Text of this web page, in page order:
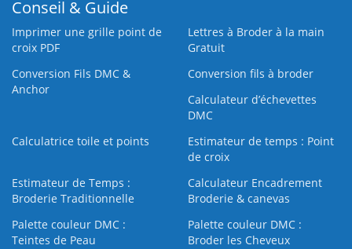
Conseil & Guide
Imprimer une grille point de
croix PDF
Lettres à Broder à la main
Gratuit
Conversion Fils DMC &
Anchor
Conversion fils à broder
Calculateur d’échevettes
DMC
Calculatrice toile et points
Estimateur de temps : Point
de croix
Estimateur de Temps :
Broderie Traditionnelle
Calculateur Encadrement
Broderie & canevas
Palette couleur DMC :
Teintes de Peau
Palette couleur DMC :
Broder les Cheveux